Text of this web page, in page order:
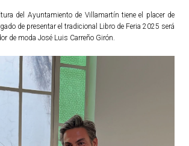
y Asistenciales
del Ayuntamiento de Villamartín tiene el placer de
de presentar el tradicional Libro de Feria 2025 será
de moda José Luis Carreño Girón.